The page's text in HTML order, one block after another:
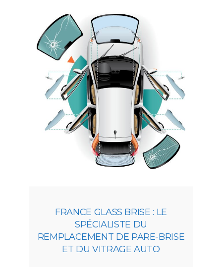
FRANCE GLASS BRISE : LE
SPÉCIALISTE DU
REMPLACEMENT DE PARE-BRISE
ET DU VITRAGE AUTO